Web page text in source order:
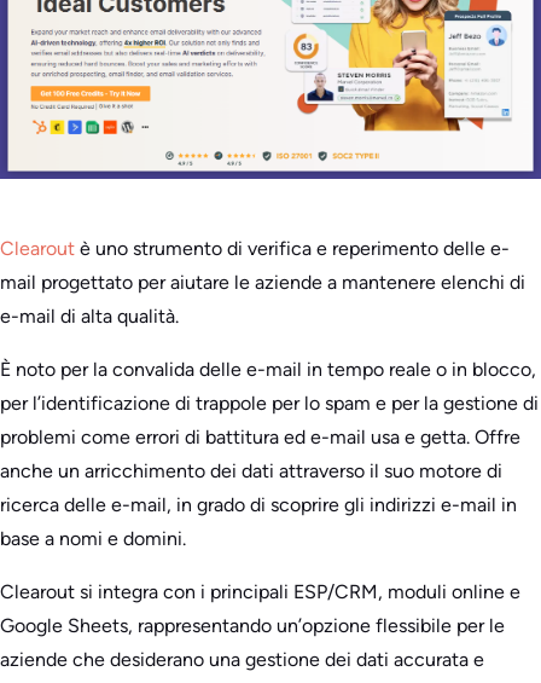
Clearout è uno strumento di verifica e reperimento delle e-
mail progettato per aiutare le aziende a mantenere elenchi di
e-mail di alta qualità.
È noto per la convalida delle e-mail in tempo reale o in blocco,
per l’identificazione di trappole per lo spam e per la gestione di
problemi come errori di battitura ed e-mail usa e getta. Offre
anche un arricchimento dei dati attraverso il suo motore di
ricerca delle e-mail, in grado di scoprire gli indirizzi e-mail in
base a nomi e domini.
Clearout si integra con i principali ESP/CRM, moduli online e
Google Sheets, rappresentando un’opzione flessibile per le
aziende che desiderano una gestione dei dati accurata e